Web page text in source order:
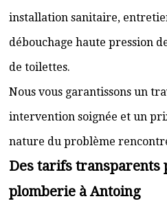
installation sanitaire,
débouchage haute pression
de toilettes.
Nous vous garantissons un
intervention soignée et un
nature du problème
Des tarifs transparents
plomberie à Antoing